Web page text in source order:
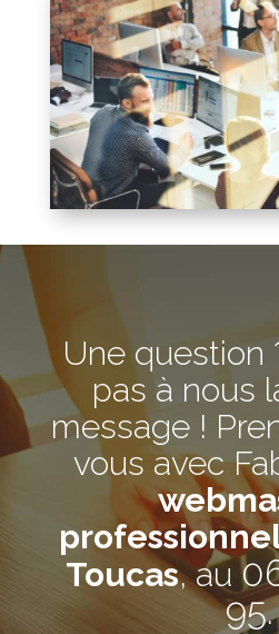
Une question
pas à nous
message !
vous avec
Toucas, au
95.